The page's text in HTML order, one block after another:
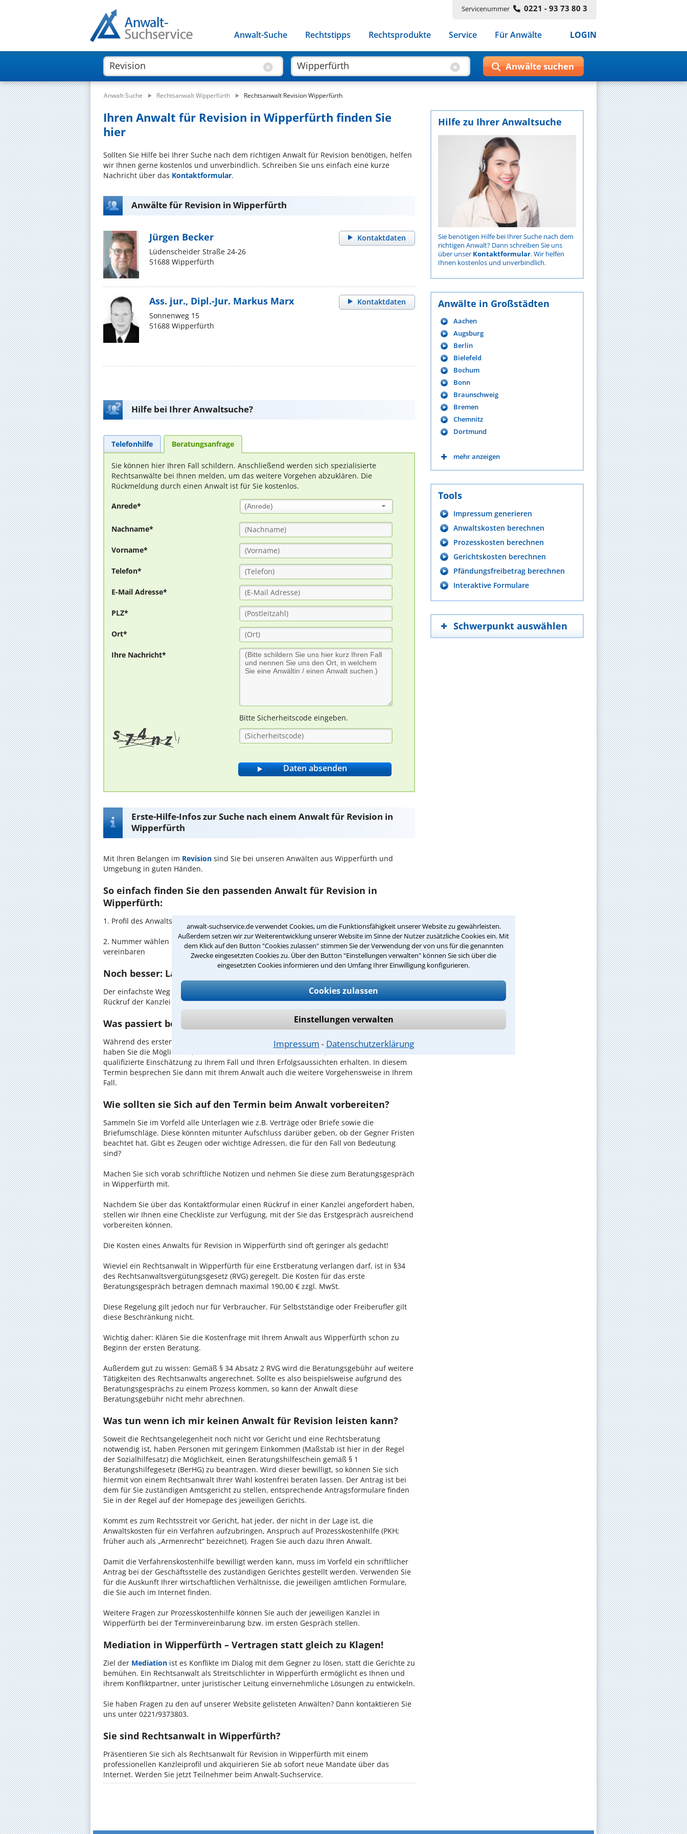
anwalt-suchservice.de verwendet Cookies, um die Funktionsfähigkeit unserer Website zu gewährleisten.
Außerdem setzen wir zur Weiterentwicklung unserer Website im Sinne der Nutzer zusätzliche Cookies ein. Mit
dem Klick auf den Button "Cookies zulassen" stimmen Sie der Verwendung der von uns für die genannten
Zwecke eingesetzten Cookies zu. Über den Button "Einstellungen verwalten" können Sie sich über die
eingesetzten Cookies informieren und den Umfang Ihrer Einwilligung konfigurieren.
Cookies zulassen
Einstellungen verwalten
Impressum ⁃ Datenschutzerklärung
Servicenummer 0221 - 93 73 80 3
Anwalt-Suche Rechtstipps Rechtsprodukte Service Für Anwälte LOGIN
Anwalt-Suche Rechtsanwalt Wipperfürth Rechtsanwalt Revision Wipperfürth
Ihren Anwalt für Revision in Wipperfürth finden Sie
hier
Sollten Sie Hilfe bei Ihrer Suche nach dem richtigen Anwalt für Revision benötigen, helfen
wir Ihnen gerne kostenlos und unverbindlich. Schreiben Sie uns einfach eine kurze
Nachricht über das Kontaktformular.
Anwälte für Revision in Wipperfürth
Kontaktdaten
Jürgen Becker
Lüdenscheider Straße 24-26
51688 Wipperfürth
Kontaktdaten
Ass. jur., Dipl.-Jur. Markus Marx
Sonnenweg 15
51688 Wipperfürth
Hilfe bei Ihrer Anwaltsuche?
Telefonhilfe Beratungsanfrage
Sie können hier Ihren Fall schildern. Anschließend werden sich spezialisierte
Rechtsanwälte bei Ihnen melden, um das weitere Vorgehen abzuklären. Die
Rückmeldung durch einen Anwalt ist für Sie kostenlos.
Anrede* (Anrede)
Nachname*
Vorname*
Telefon*
E-Mail Adresse*
PLZ*
Ort*
Ihre Nachricht*
Bitte Sicherheitscode eingeben.
Erste-Hilfe-Infos zur Suche nach einem Anwalt für Revision in
Wipperfürth
Mit Ihren Belangen im Revision sind Sie bei unseren Anwälten aus Wipperfürth und
Umgebung in guten Händen.
So einfach finden Sie den passenden Anwalt für Revision in
Wipperfürth:
1. Profil des Anwalts für Revision in Ihrer Umgebung auswählen
2. Nummer wählen und direkt mit der Kanzlei in Wipperfürth einen Beratungstermin
vereinbaren
Noch besser: Lassen Sie sich zurückrufen
Der einfachste Weg zum Anwalt in Wipperfürth ist es, über unser Kontaktformular einen
Rückruf der Kanzlei anzufordern - probieren Sie es gleich aus.
Was passiert beim anwaltlichen Erstgespräch in Wipperfürth?
Während des ersten Gesprächs mit Ihrem Rechtsanwalt für Revision in Wipperfürth
haben Sie die Möglichkeit, in Ruhe den Sachverhalt zu schildern, sodass Sie eine
qualifizierte Einschätzung zu Ihrem Fall und Ihren Erfolgsaussichten erhalten. In diesem
Termin besprechen Sie dann mit Ihrem Anwalt auch die weitere Vorgehensweise in Ihrem
Fall.
Wie sollten sie Sich auf den Termin beim Anwalt vorbereiten?
Sammeln Sie im Vorfeld alle Unterlagen wie z.B. Verträge oder Briefe sowie die
Briefumschläge. Diese könnten mitunter Aufschluss darüber geben, ob der Gegner Fristen
beachtet hat. Gibt es Zeugen oder wichtige Adressen, die für den Fall von Bedeutung
sind?
Machen Sie sich vorab schriftliche Notizen und nehmen Sie diese zum Beratungsgespräch
in Wipperfürth mit.
Nachdem Sie über das Kontaktformular einen Rückruf in einer Kanzlei angefordert haben,
stellen wir Ihnen eine Checkliste zur Verfügung, mit der Sie das Erstgespräch ausreichend
vorbereiten können.
Die Kosten eines Anwalts für Revision in Wipperfürth sind oft geringer als gedacht!
Wieviel ein Rechtsanwalt in Wipperfürth für eine Erstberatung verlangen darf, ist in §34
des Rechtsanwaltsvergütungsgesetz (RVG) geregelt. Die Kosten für das erste
Beratungsgespräch betragen demnach maximal 190,00 € zzgl. MwSt.
Diese Regelung gilt jedoch nur für Verbraucher. Für Selbstständige oder Freiberufler gilt
diese Beschränkung nicht.
Wichtig daher: Klären Sie die Kostenfrage mit Ihrem Anwalt aus Wipperfürth schon zu
Beginn der ersten Beratung.
Außerdem gut zu wissen: Gemäß § 34 Absatz 2 RVG wird die Beratungsgebühr auf weitere
Tätigkeiten des Rechtsanwalts angerechnet. Sollte es also beispielsweise aufgrund des
Beratungsgesprächs zu einem Prozess kommen, so kann der Anwalt diese
Beratungsgebühr nicht mehr abrechnen.
Was tun wenn ich mir keinen Anwalt für Revision leisten kann?
Soweit die Rechtsangelegenheit noch nicht vor Gericht und eine Rechtsberatung
notwendig ist, haben Personen mit geringem Einkommen (Maßstab ist hier in der Regel
der Sozialhilfesatz) die Möglichkeit, einen Beratungshilfeschein gemäß § 1
Beratungshilfegesetz (BerHG) zu beantragen. Wird dieser bewilligt, so können Sie sich
hiermit von einem Rechtsanwalt Ihrer Wahl kostenfrei beraten lassen. Der Antrag ist bei
dem für Sie zuständigen Amtsgericht zu stellen, entsprechende Antragsformulare finden
Sie in der Regel auf der Homepage des jeweiligen Gerichts.
Kommt es zum Rechtsstreit vor Gericht, hat jeder, der nicht in der Lage ist, die
Anwaltskosten für ein Verfahren aufzubringen, Anspruch auf Prozesskostenhilfe (PKH;
früher auch als „Armenrecht“ bezeichnet). Fragen Sie auch dazu Ihren Anwalt.
Damit die Verfahrenskostenhilfe bewilligt werden kann, muss im Vorfeld ein schriftlicher
Antrag bei der Geschäftsstelle des zuständigen Gerichtes gestellt werden. Verwenden Sie
für die Auskunft Ihrer wirtschaftlichen Verhältnisse, die jeweiligen amtlichen Formulare,
die Sie auch im Internet finden.
Weitere Fragen zur Prozesskostenhilfe können Sie auch der jeweiligen Kanzlei in
Wipperfürth bei der Terminvereinbarung bzw. im ersten Gespräch stellen.
Mediation in Wipperfürth – Vertragen statt gleich zu Klagen!
Ziel der Mediation ist es Konflikte im Dialog mit dem Gegner zu lösen, statt die Gerichte zu
bemühen. Ein Rechtsanwalt als Streitschlichter in Wipperfürth ermöglicht es Ihnen und
ihrem Konfliktpartner, unter juristischer Leitung einvernehmliche Lösungen zu entwickeln.
Sie haben Fragen zu den auf unserer Website gelisteten Anwälten? Dann kontaktieren Sie
uns unter 0221/9373803.
Sie sind Rechtsanwalt in Wipperfürth?
Präsentieren Sie sich als Rechtsanwalt für Revision in Wipperfürth mit einem
professionellen Kanzleiprofil und akquirieren Sie ab sofort neue Mandate über das
Internet. Werden Sie jetzt Teilnehmer beim Anwalt-Suchservice.
Hilfe zu Ihrer Anwaltsuche
Sie benötigen Hilfe bei Ihrer Suche nach dem
richtigen Anwalt? Dann schreiben Sie uns
über unser Kontaktformular. Wir helfen
Ihnen kostenlos und unverbindlich.
Anwälte in Großstädten
Aachen
Augsburg
Berlin
Bielefeld
Bochum
Bonn
Braunschweig
Bremen
Chemnitz
Dortmund
mehr anzeigen
Tools
Impressum generieren
Anwaltskosten berechnen
Prozesskosten berechnen
Gerichtskosten berechnen
Pfändungsfreibetrag berechnen
Interaktive Formulare
Schwerpunkt auswählen